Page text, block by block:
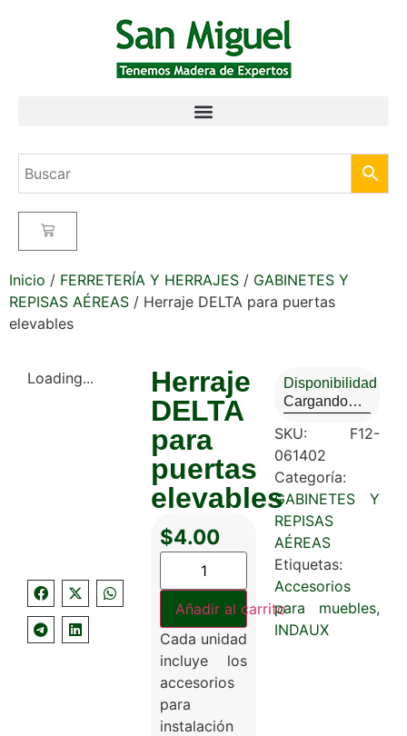
Inicio / FERRETERÍA Y HERRAJES / GABINETES Y
REPISAS AÉREAS / Herraje DELTA para puertas
elevables
Loading...
Herraje
DELTA
para
puertas
elevables
$4.00
Añadir al carrito
Cada unidad
incluye los
accesorios
para
instalación
Disponibilidad
Cargando…
SKU: F12-
061402
Categoría:
GABINETES Y
REPISAS
AÉREAS
Etiquetas:
Accesorios
para muebles,
INDAUX